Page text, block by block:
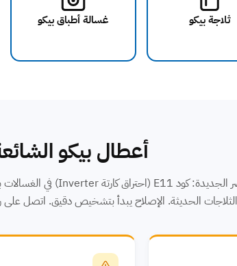
ثلاجة بيكو غسالة أطباق بيكو
أعطال بيكو
الحديثة. الإصلاح يبدأ بتشخيص دقيق. اتصل على رقم صيانة بيكو 16062 لتشخيص